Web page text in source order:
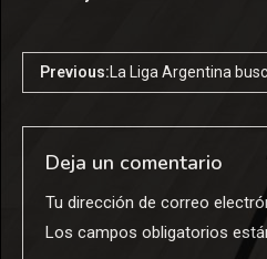
Previous: La Liga Argentina
Deja un comentario
Tu dirección de correo
Los campos obligatorios